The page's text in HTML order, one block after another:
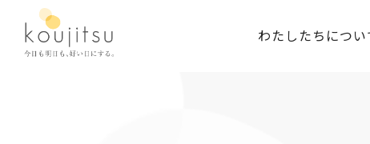
わたしたちについ